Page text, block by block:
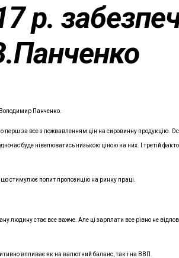
р.
Володимир Панченко.
за все з пожвавленням цін на сировинну продукцію.
буде нівелюватись низькою ціною на них. І третій
що стимулює попит пропозицію на ринку праці.
стає все важче. Але ці зарплати все рівно не
впливає як на валютний баланс, так і на ВВП.